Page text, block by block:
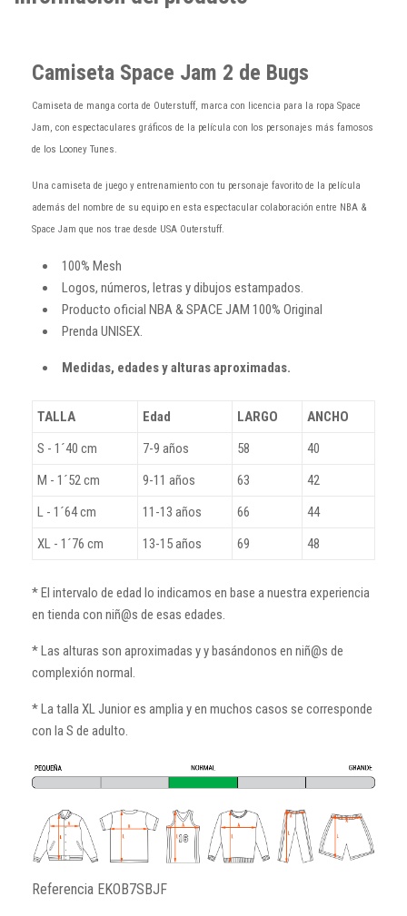
Camiseta Space Jam 2 de Bugs
Camiseta de manga corta de Outerstuff, marca con licencia para la ropa Space
Jam, con espectaculares gráficos de la película con los personajes más famosos
de los Looney Tunes.
Una camiseta de juego y entrenamiento con tu personaje favorito de la película
además del nombre de su equipo en esta espectacular colaboración entre NBA &
Space Jam que nos trae desde USA Outerstuff.
100% Mesh
Logos, números, letras y dibujos estampados.
Producto oficial NBA & SPACE JAM 100% Original
Prenda UNISEX.
Medidas, edades y alturas aproximadas.
TALLA Edad LARGO
ANCHO
S - 1´40 cm
7-9 años 58
40
M - 1´52 cm
9-11 años 63
42
L - 1´64 cm
11-13 años 66
44
XL - 1´76 cm
13-15 años 69 48
* El intervalo de edad lo indicamos en base a nuestra experiencia
en tienda con niñ@s de esas edades.
* Las alturas son aproximadas y y basándonos en niñ@s de
complexión normal.
* La talla XL Junior es amplia y en muchos casos se corresponde
con la S de adulto.
Referencia EKOB7SBJF